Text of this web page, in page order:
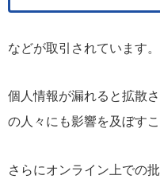
などが取引されています。
個人情報が漏れると拡散
の人々にも影響を及ぼす
さらにオンライン上での